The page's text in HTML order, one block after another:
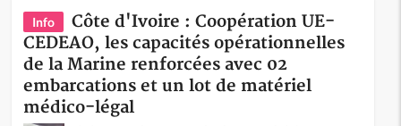
Info
Côte d'Ivoire : Coopération UE-
CEDEAO, les capacités opérationnelles
de la Marine renforcées avec 02
embarcations et un lot de matériel
médico-légal